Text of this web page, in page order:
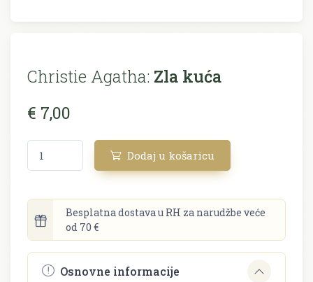
Christie Agatha: Zla kuća
€ 7,00
Dodaj u košaricu
Besplatna dostava u RH za narudžbe veće
od 70 €
Osnovne informacije